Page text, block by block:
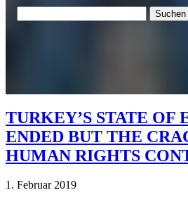
nach:
TURKEY’S STATE OF
ENDED BUT THE
HUMAN RIGHTS
1. Februar 2019